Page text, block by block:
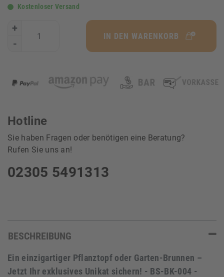
Kostenloser Versand
+
-
IN DEN WARENKORB
Hotline
Sie haben Fragen oder benötigen eine Beratung?
Rufen Sie uns an!
02305 5491313
BESCHREIBUNG
Ein einzigartiger Pflanztopf oder Garten-Brunnen –
Jetzt Ihr exklusives Unikat sichern! - BS-BK-004 -